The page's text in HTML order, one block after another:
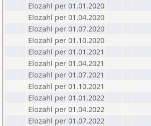
Elozahl per 01.01.2020
Elozahl per 01.04.2020
Elozahl per 01.07.2020
Elozahl per 01.10.2020
Elozahl per 01.01.2021
Elozahl per 01.04.2021
Elozahl per 01.07.2021
Elozahl per 01.10.2021
Elozahl per 01.01.2022
Elozahl per 01.04.2022
Elozahl per 01.07.2022